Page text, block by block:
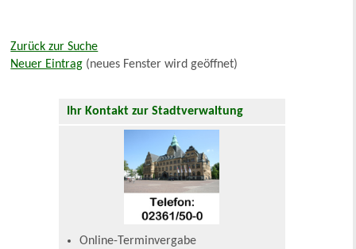
Zurück zur Suche
Neuer Eintrag (neues Fenster wird geöffnet)
Ihr Kontakt zur Stadtverwaltung
Online-Terminvergabe